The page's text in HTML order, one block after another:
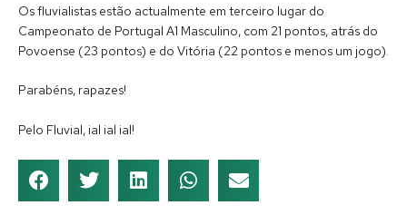
Os fluvialistas estão actualmente em terceiro lugar do
Campeonato de Portugal A1 Masculino, com 21 pontos, atrás do
Povoense (23 pontos) e do Vitória (22 pontos e menos um jogo).
Parabéns, rapazes!
Pelo Fluvial, ial ial ial!